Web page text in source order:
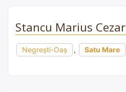
Stancu Marius Cezar
Negrești-Oaș , Satu Mare